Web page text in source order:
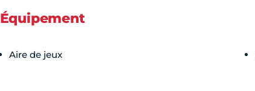
Équipement
Aire de jeux